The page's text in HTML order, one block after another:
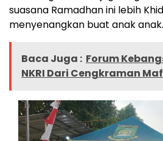
suasana Ramadhan ini lebih
menyenangkan buat anak anak.
Baca Juga : Forum
NKRI Dari Cengkraman